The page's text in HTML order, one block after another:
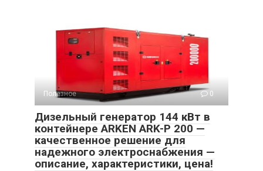
Полезное 0
Дизельный генератор 144 кВт в
контейнере ARKEN ARK-P 200 —
качественное решение для
надежного электроснабжения —
описание, характеристики, цена!